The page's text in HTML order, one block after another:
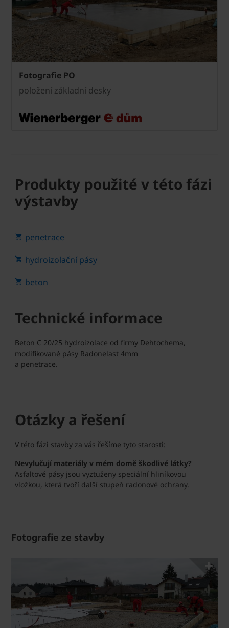
Fotografie PO
položení základní desky
Produkty použité v této fázi
výstavby
penetrace
hydroizolační pásy
beton
Technické informace
Beton C 20/25 hydroizolace od firmy Dehtochema,
modifikované pásy Radonelast 4mm
a penetrace.
Otázky a řešení
V této fázi stavby za vás řešíme tyto starosti:
Nevylučují materiály v mém domě škodlivé látky?
Asfaltové pásy jsou vyztuženy speciální hliníkovou
vložkou, která tvoří další stupeň radonové ochrany.
Fotografie ze stavby